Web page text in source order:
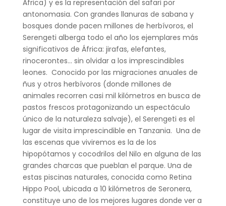
África) y es la representación del safari por
antonomasia. Con grandes llanuras de sabana y
bosques donde pacen millones de herbívoros, el
Serengeti alberga todo el año los ejemplares más
significativos de África: jirafas, elefantes,
rinocerontes… sin olvidar a los imprescindibles
leones. Conocido por las migraciones anuales de
ñus y otros herbívoros (donde millones de
animales recorren casi mil kilómetros en busca de
pastos frescos protagonizando un espectáculo
único de la naturaleza salvaje), el Serengeti es el
lugar de visita imprescindible en Tanzania. Una de
las escenas que viviremos es la de los
hipopótamos y cocodrilos del Nilo en alguna de las
grandes charcas que pueblan el parque. Una de
estas piscinas naturales, conocida como Retina
Hippo Pool, ubicada a 10 kilómetros de Seronera,
constituye uno de los mejores lugares donde ver a